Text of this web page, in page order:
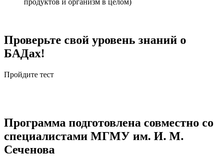
продуктов и организм в целом)
Проверьте свой уровень знаний о
БАДах!
Пройдите тест
Программа подготовлена совместно со
специалистами МГМУ им. И. М.
Сеченова